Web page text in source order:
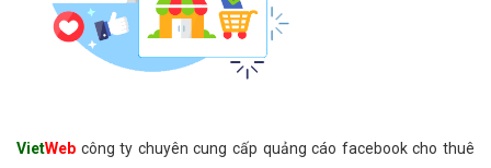
VietWeb công ty chuyên cung cấp quảng cáo facebook cho thuê